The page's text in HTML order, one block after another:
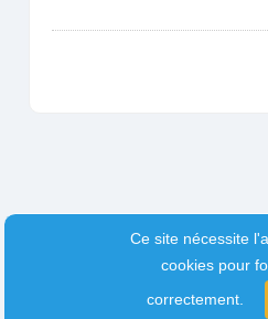
Ce site nécessite
cookies pour
correctement.